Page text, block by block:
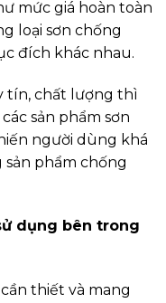
mức giá hoàn toàn
loại sơn chống
đích khác nhau.
tín, chất lượng thì
sản phẩm sơn
người dùng khá
phẩm chống
dụng bên trong
thiết và mang